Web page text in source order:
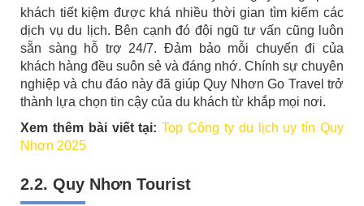
khách tiết kiệm được khá nhiều thời gian tìm kiếm các
dịch vụ du lịch. Bên cạnh đó đội ngũ tư vấn cũng luôn
sẵn sàng hỗ trợ 24/7. Đảm bảo mỗi chuyến đi của
khách hàng đều suôn sẻ và đáng nhớ. Chính sự chuyên
nghiệp và chu đáo này đã giúp Quy Nhơn Go Travel trở
thành lựa chọn tin cậy của du khách từ khắp mọi nơi.
Xem thêm bài viết tại:Top Công ty du lịch uy tín Quy
Nhơn 2025
2.2. Quy Nhơn Tourist